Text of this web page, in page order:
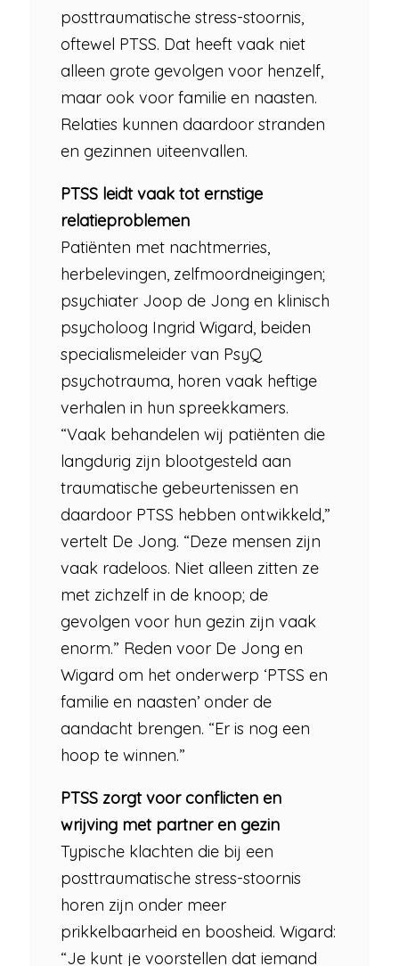
posttraumatische stress-stoornis,
oftewel PTSS. Dat heeft vaak niet
alleen grote gevolgen voor henzelf,
maar ook voor familie en naasten.
Relaties kunnen daardoor stranden
en gezinnen uiteenvallen.
PTSS leidt vaak tot ernstige
relatieproblemen
Patiënten met nachtmerries,
herbelevingen, zelfmoordneigingen;
psychiater Joop de Jong en klinisch
psycholoog Ingrid Wigard, beiden
specialismeleider van PsyQ
psychotrauma, horen vaak heftige
verhalen in hun spreekkamers.
“Vaak behandelen wij patiënten die
langdurig zijn blootgesteld aan
traumatische gebeurtenissen en
daardoor PTSS hebben ontwikkeld,”
vertelt De Jong. “Deze mensen zijn
vaak radeloos. Niet alleen zitten ze
met zichzelf in de knoop; de
gevolgen voor hun gezin zijn vaak
enorm.” Reden voor De Jong en
Wigard om het onderwerp ‘PTSS en
familie en naasten’ onder de
aandacht brengen. “Er is nog een
hoop te winnen.”
PTSS zorgt voor conflicten en
wrijving met partner en gezin
Typische klachten die bij een
posttraumatische stress-stoornis
horen zijn onder meer
prikkelbaarheid en boosheid. Wigard:
“Je kunt je voorstellen dat iemand